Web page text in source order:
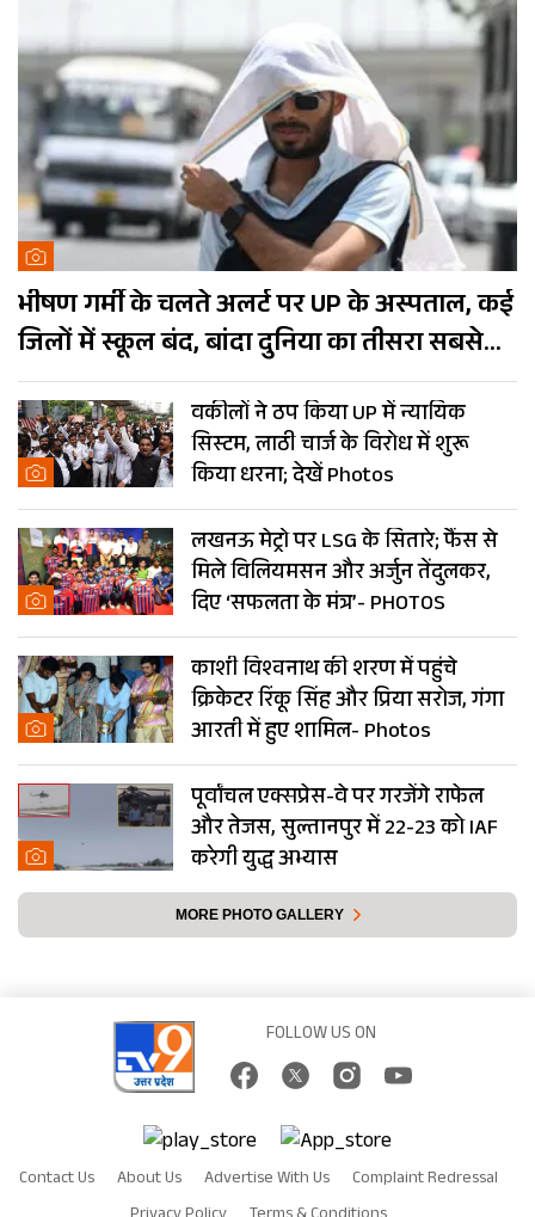
भीषण गर्मी के चलते अलर्ट पर UP के अस्पताल, कई
जिलों में स्कूल बंद, बांदा दुनिया का तीसरा सबसे
गर्म शहर
वकीलों ने ठप किया UP में न्यायिक
सिस्टम, लाठी चार्ज के विरोध में शुरू
किया धरना; देखें Photos
लखनऊ मेट्रो पर LSG के सितारे; फैंस से
मिले विलियमसन और अर्जुन तेंदुलकर,
दिए ‘सफलता के मंत्र’- PHOTOS
काशी विश्वनाथ की शरण में पहुंचे
क्रिकेटर रिंकू सिंह और प्रिया सरोज, गंगा
आरती में हुए शामिल- Photos
पूर्वांचल एक्सप्रेस-वे पर गरजेंगे राफेल
और तेजस, सुल्तानपुर में 22-23 को IAF
करेगी युद्ध अभ्यास
MORE PHOTO GALLERY
FOLLOW US ON
Contact Us About Us Advertise With Us
Complaint Redressal